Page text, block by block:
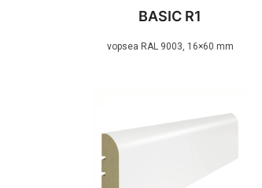
BASIC R1
vopsea RAL 9003, 16×60 mm